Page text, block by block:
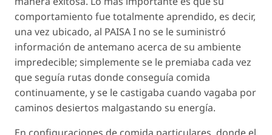
comportamiento fue totalmente aprendido, es decir,
una vez ubicado, al PAISA I no se le suministró
información de antemano acerca de su ambiente
impredecible; simplemente se le premiaba cada vez
que seguía rutas donde conseguía comida
continuamente, y se le castigaba cuando vagaba por
caminos desiertos malgastando su energía.